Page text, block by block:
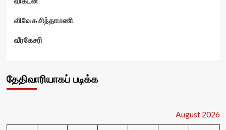
விவேக சிந்தாமணி
வீரகேசரி
தேதிவாரியாகப் படிக்க
August 2026